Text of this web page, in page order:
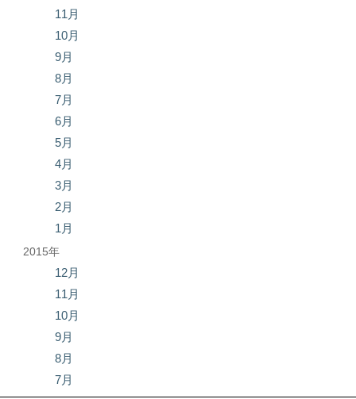
11月
10月
9月
8月
7月
6月
5月
4月
3月
2月
1月
2015年
12月
11月
10月
9月
8月
7月